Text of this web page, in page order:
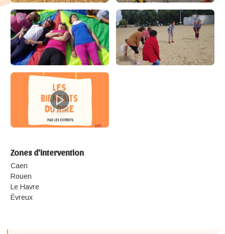
Zones d'intervention
Caen
Rouen
Le Havre
Évreux